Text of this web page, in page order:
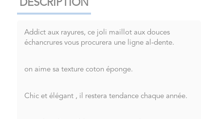
DESCRIPTION
Addict aux rayures, ce joli maillot aux douces
échancrures vous procurera une ligne al-dente.
on aime sa texture coton éponge.
Chic et élégant , il restera tendance chaque année.